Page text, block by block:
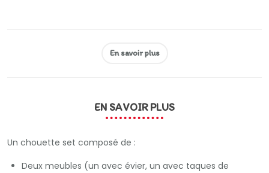
En savoir plus
EN SAVOIR PLUS
Un chouette set composé de :
Deux meubles (un avec évier, un avec taques de